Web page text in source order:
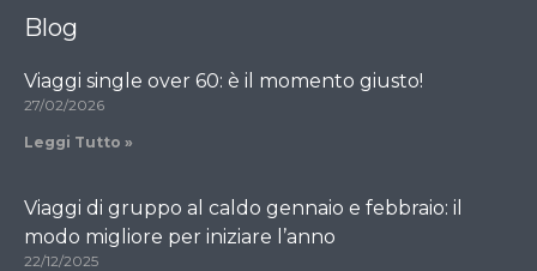
Blog
Viaggi single over 60: è il momento giusto!
27/02/2026
Leggi Tutto »
Viaggi di gruppo al caldo gennaio e febbraio: il
modo migliore per iniziare l’anno
22/12/2025